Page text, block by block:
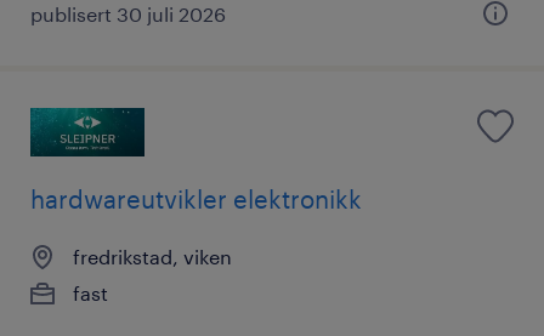
publisert 30 juli 2026
hardwareutvikler elektronikk
fredrikstad, viken
fast